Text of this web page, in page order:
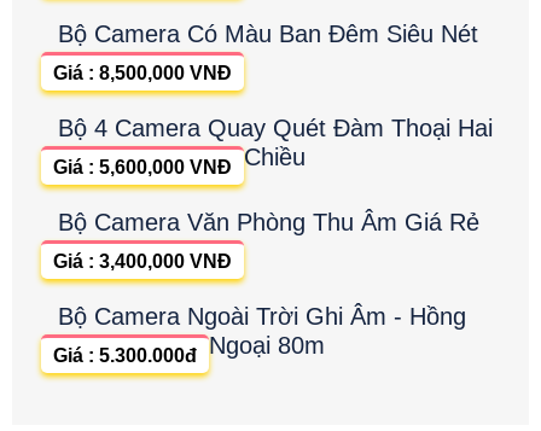
Bộ Camera Có Màu Ban Đêm Siêu Nét
Giá : 8,500,000 VNĐ
Bộ 4 Camera Quay Quét Đàm Thoại Hai
Chiều
Giá : 5,600,000 VNĐ
Bộ Camera Văn Phòng Thu Âm Giá Rẻ
Giá : 3,400,000 VNĐ
Bộ Camera Ngoài Trời Ghi Âm - Hồng
Ngoại 80m
Giá : 5.300.000đ